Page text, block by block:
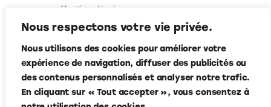
Nous respectons votre vie privée.
Nous utilisons des cookies pour améliorer votre
expérience de navigation, diffuser des publicités ou
des contenus personnalisés et analyser notre trafic.
En cliquant sur « Tout accepter », vous consentez à
Mentions légales
Qui-sommes nous
Contact
Suivez-nous